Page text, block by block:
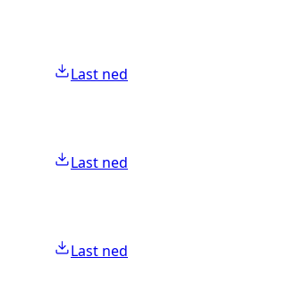
Last ned
Last ned
Last ned